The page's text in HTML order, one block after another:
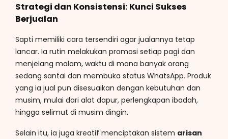
Strategi dan Konsistensi: Kunci Sukses
Berjualan
Sapti memiliki cara tersendiri agar jualannya tetap
lancar. Ia rutin melakukan promosi setiap pagi dan
menjelang malam, waktu di mana banyak orang
sedang santai dan membuka status WhatsApp. Produk
yang ia jual pun disesuaikan dengan kebutuhan dan
musim, mulai dari alat dapur, perlengkapan ibadah,
hingga selimut di musim dingin.
Selain itu, ia juga kreatif menciptakan sistem arisan